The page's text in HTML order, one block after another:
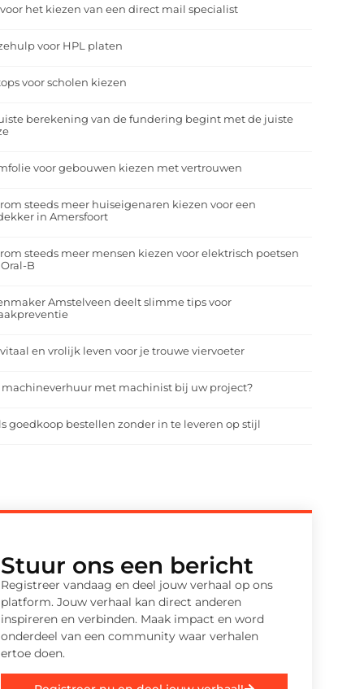
voor het kiezen van een direct mail specialist
voor HPL platen
voor scholen kiezen
berekening van de fundering begint met de juiste
voor gebouwen kiezen met vertrouwen
steeds meer huiseigenaren kiezen voor een
in Amersfoort
steeds meer mensen kiezen voor elektrisch poetsen
B
Amstelveen deelt slimme tips voor
en vrolijk leven voor je trouwe viervoeter
machineverhuur met machinist bij uw project?
goedkoop bestellen zonder in te leveren op stijl
Stuur ons een bericht
Registreer vandaag en deel jouw verhaal op ons
platform. Jouw verhaal kan direct anderen
inspireren en verbinden. Maak impact en word
onderdeel van een community waar verhalen
ertoe doen.